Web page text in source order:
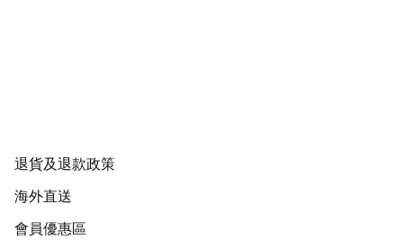
退貨及退款政策
海外直送
會員優惠區